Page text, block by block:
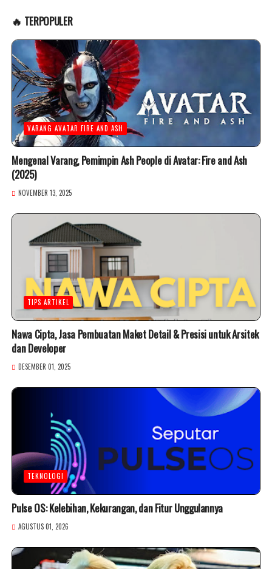
🔥 TERPOPULER
VARANG AVATAR FIRE AND ASH
Mengenal Varang, Pemimpin Ash People di Avatar: Fire and Ash
(2025)
NOVEMBER 13, 2025
TIPS ARTIKEL
Nawa Cipta, Jasa Pembuatan Maket Detail & Presisi untuk Arsitek
dan Developer
DESEMBER 01, 2025
TEKNOLOGI
Pulse OS: Kelebihan, Kekurangan, dan Fitur Unggulannya
AGUSTUS 01, 2026